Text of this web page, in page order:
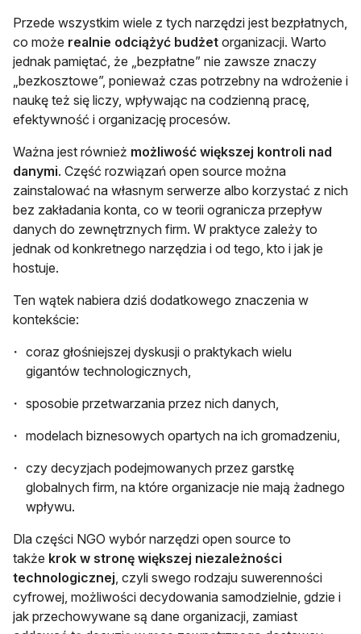
Przede wszystkim wiele z tych narzędzi jest bezpłatnych,
co może realnie odciążyć budżet organizacji. Warto
jednak pamiętać, że „bezpłatne” nie zawsze znaczy
„bezkosztowe”, ponieważ czas potrzebny na wdrożenie i
naukę też się liczy, wpływając na codzienną pracę,
efektywność i organizację procesów.
Ważna jest również możliwość większej kontroli nad
danymi. Część rozwiązań open source można
zainstalować na własnym serwerze albo korzystać z nich
bez zakładania konta, co w teorii ogranicza przepływ
danych do zewnętrznych firm. W praktyce zależy to
jednak od konkretnego narzędzia i od tego, kto i jak je
hostuje.
Ten wątek nabiera dziś dodatkowego znaczenia w
kontekście:
coraz głośniejszej dyskusji o praktykach wielu
gigantów technologicznych,
sposobie przetwarzania przez nich danych,
modelach biznesowych opartych na ich gromadzeniu,
czy decyzjach podejmowanych przez garstkę
globalnych firm, na które organizacje nie mają żadnego
wpływu.
Dla części NGO wybór narzędzi open source to
także krok w stronę większej niezależności
technologicznej , czyli swego rodzaju suwerenności
cyfrowej, możliwości decydowania samodzielnie, gdzie i
jak przechowywane są dane organizacji, zamiast